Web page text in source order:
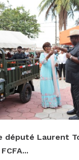
député Laurent